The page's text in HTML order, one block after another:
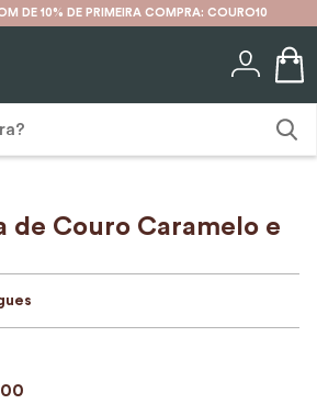
DE 10% DE PRIMEIRA COMPRA: COURO10
de Couro Caramelo e
00